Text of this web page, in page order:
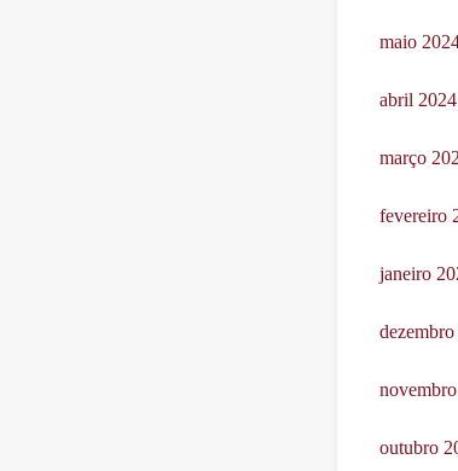
maio
abril 2024
março
fevereiro
janeiro
outubro